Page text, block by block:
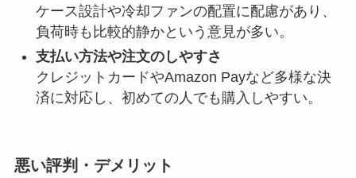
ケース設計や冷却ファンの配置に配慮があり、
負荷時も比較的静かという意見が多い。
支払い方法や注文のしやすさ
クレジットカードやAmazon Payなど多様な決
済に対応し、初めての人でも購入しやすい。
悪い評判・デメリット